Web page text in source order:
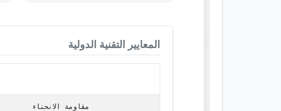
المعايير التقنية الدولية
مقاومة الانحناء